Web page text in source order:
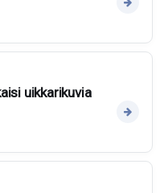
uikkarikuvia